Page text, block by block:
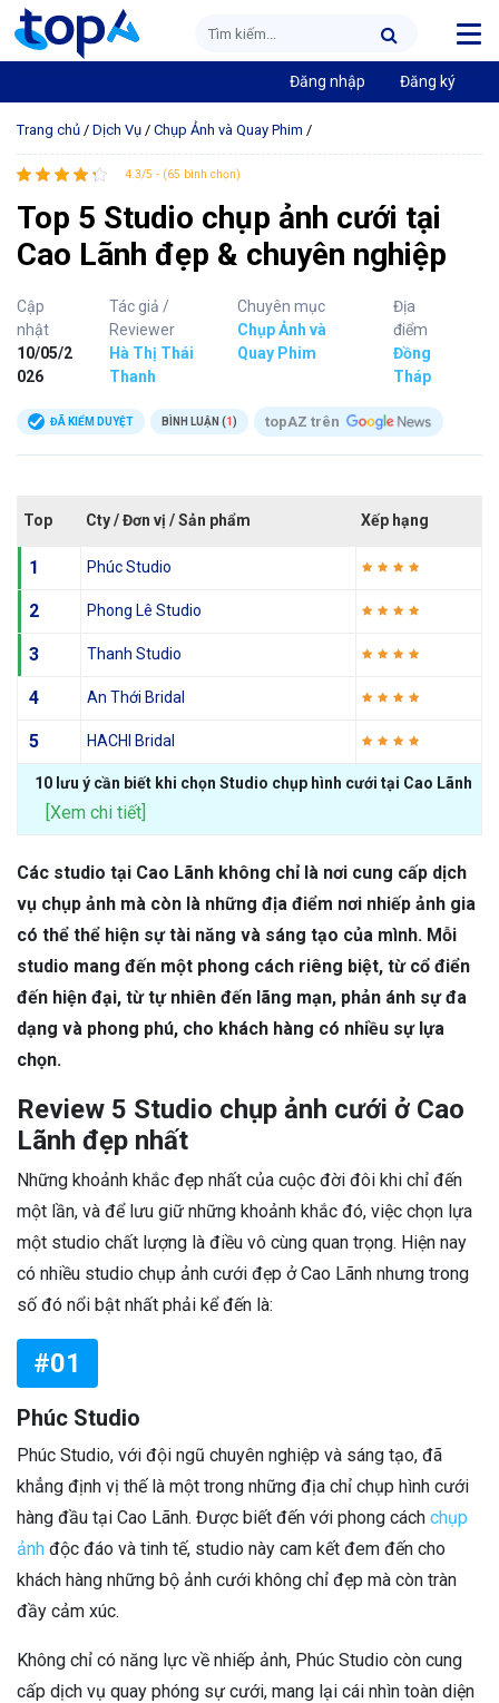
Đăng nhập Đăng ký
Trang chủ / Dịch Vụ / Chụp Ảnh và Quay Phim /
4.3/5 - (65 bình chọn)
Top 5 Studio chụp ảnh cưới tại
Cao Lãnh đẹp & chuyên nghiệp
Cập
nhật
10/05/2
026
Tác giả /
Reviewer
Hà Thị Thái
Thanh
Chuyên mục
Chụp Ảnh và
Quay Phim
Địa
điểm
Đồng
Tháp
ĐÃ KIỂM DUYỆT BÌNH LUẬN (1) topAZ trên
Top Cty / Đơn vị / Sản phẩm Xếp hạng
1 Phúc Studio
2 Phong Lê Studio
3 Thanh Studio
4 An Thới Bridal
5 HACHI Bridal
10 lưu ý cần biết khi chọn Studio chụp hình cưới tại Cao Lãnh
[Xem chi tiết]
Các studio tại Cao Lãnh không chỉ là nơi cung cấp dịch
vụ chụp ảnh mà còn là những địa điểm nơi nhiếp ảnh gia
có thể thể hiện sự tài năng và sáng tạo của mình. Mỗi
studio mang đến một phong cách riêng biệt, từ cổ điển
đến hiện đại, từ tự nhiên đến lãng mạn, phản ánh sự đa
dạng và phong phú, cho khách hàng có nhiều sự lựa
chọn.
Review 5 Studio chụp ảnh cưới ở Cao
Lãnh đẹp nhất
Những khoảnh khắc đẹp nhất của cuộc đời đôi khi chỉ đến
một lần, và để lưu giữ những khoảnh khắc đó, việc chọn lựa
một studio chất lượng là điều vô cùng quan trọng. Hiện nay
có nhiều studio chụp ảnh cưới đẹp ở Cao Lãnh nhưng trong
số đó nổi bật nhất phải kể đến là:
#01
Phúc Studio
Phúc Studio, với đội ngũ chuyên nghiệp và sáng tạo, đã
khẳng định vị thế là một trong những địa chỉ chụp hình cưới
hàng đầu tại Cao Lãnh. Được biết đến với phong cách chụp
ảnh độc đáo và tinh tế, studio này cam kết đem đến cho
khách hàng những bộ ảnh cưới không chỉ đẹp mà còn tràn
đầy cảm xúc.
Không chỉ có năng lực về nhiếp ảnh, Phúc Studio còn cung
cấp dịch vụ quay phóng sự cưới, mang lại cái nhìn toàn diện